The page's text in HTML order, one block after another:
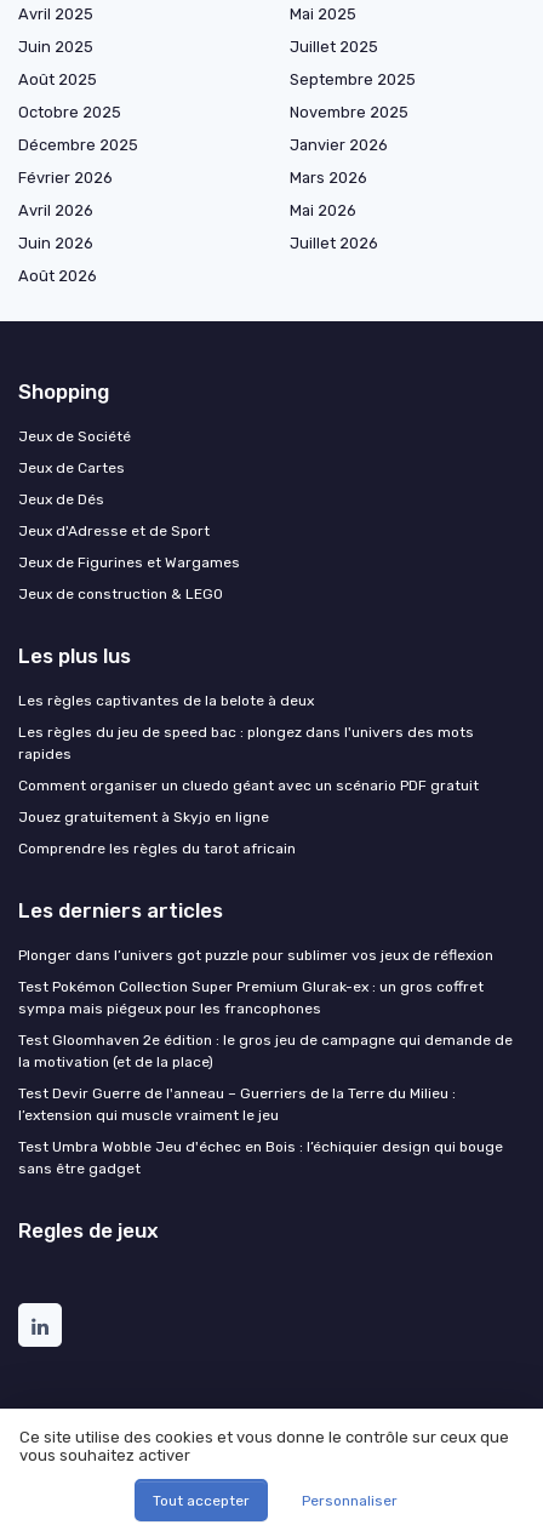
Avril 2025
Mai 2025
Juin 2025
Juillet 2025
Août 2025
Septembre 2025
Octobre 2025
Novembre 2025
Décembre 2025
Janvier 2026
Février 2026
Mars 2026
Avril 2026
Mai 2026
Juin 2026
Juillet 2026
Août 2026
Shopping
Jeux de Société
Jeux de Cartes
Jeux de Dés
Jeux d'Adresse et de Sport
Jeux de Figurines et Wargames
Jeux de construction & LEGO
Les plus lus
Les règles captivantes de la belote à deux
Les règles du jeu de speed bac : plongez dans l'univers des mots
rapides
Comment organiser un cluedo géant avec un scénario PDF gratuit
Jouez gratuitement à Skyjo en ligne
Comprendre les règles du tarot africain
Les derniers articles
Plonger dans l’univers got puzzle pour sublimer vos jeux de réflexion
Test Pokémon Collection Super Premium Glurak-ex : un gros coffret
sympa mais piégeux pour les francophones
Test Gloomhaven 2e édition : le gros jeu de campagne qui demande de
la motivation (et de la place)
Test Devir Guerre de l'anneau – Guerriers de la Terre du Milieu :
l’extension qui muscle vraiment le jeu
Test Umbra Wobble Jeu d'échec en Bois : l’échiquier design qui bouge
sans être gadget
Regles de jeux
Mentions légales
© Regles de jeux 2026
Ce site utilise des cookies et vous donne le contrôle sur ceux que
vous souhaitez activer
Tout accepter Personnaliser